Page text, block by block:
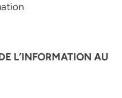
L’INFORMATION AU